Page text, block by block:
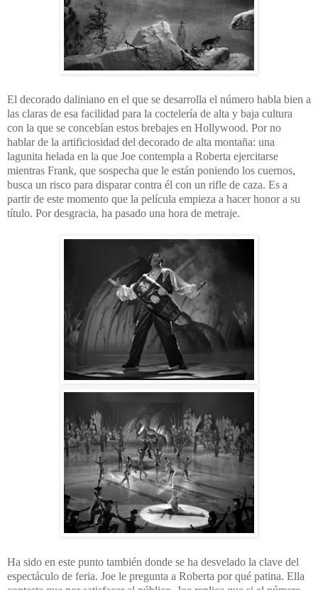
El decorado daliniano en el que se desarrolla el número habla bien a
las claras de esa facilidad para la coctelería de alta y baja cultura
con la que se concebían estos brebajes en Hollywood. Por no
hablar de la artificiosidad del decorado de alta montaña: una
lagunita helada en la que Joe contempla a Roberta ejercitarse
mientras Frank, que sospecha que le están poniendo los cuernos,
busca un risco para disparar contra él con un rifle de caza. Es a
partir de este momento que la película empieza a hacer honor a su
título. Por desgracia, ha pasado una hora de metraje.
Ha sido en este punto también donde se ha desvelado la clave del
espectáculo de feria. Joe le pregunta a Roberta por qué patina. Ella